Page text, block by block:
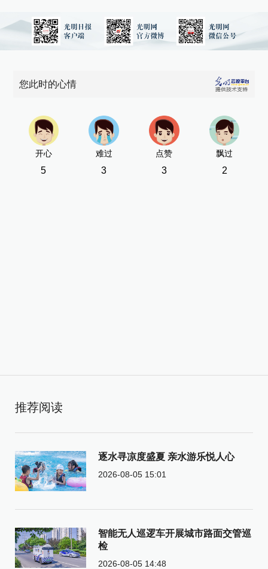
您此时的心情
开心
5
难过
3
点赞
3
飘过
2
推荐阅读
逐水寻凉度盛夏 亲水游乐悦人心
2026-08-05 15:01
智能无人巡逻车开展城市路面交管巡
检
2026-08-05 14:48